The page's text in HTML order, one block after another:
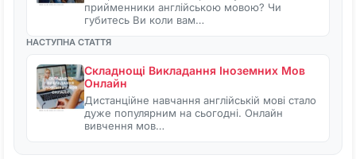
прийменники англійською мовою? Чи
губитесь Ви коли вам…
НАСТУПНА СТАТТЯ
Складнощі Викладання Іноземних Мов
Онлайн
Дистанційне навчання англійській мові стало
дуже популярним на сьогодні. Онлайн
вивчення мов…